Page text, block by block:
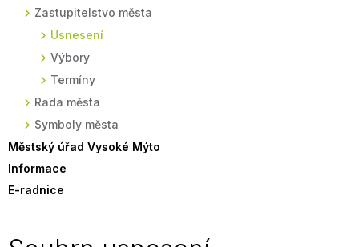
Zastupitelstvo města
Usnesení
Výbory
Termíny
Rada města
Symboly města
Městský úřad Vysoké Mýto
Informace
E-radnice